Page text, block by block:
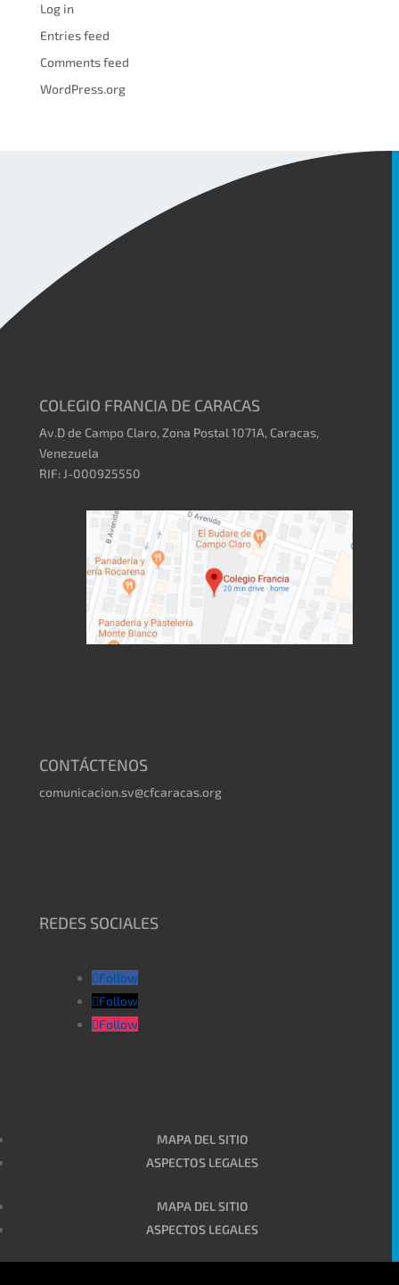
Log in
Entries feed
Comments feed
WordPress.org
COLEGIO FRANCIA DE CARACAS
Av.D de Campo Claro, Zona Postal 1071A, Caracas,
Venezuela
RIF: J-000925550
CONTÁCTENOS
comunicacion.sv@cfcaracas.org
REDES SOCIALES
Follow
Follow
Follow
MAPA DEL SITIO
ASPECTOS LEGALES
MAPA DEL SITIO
ASPECTOS LEGALES